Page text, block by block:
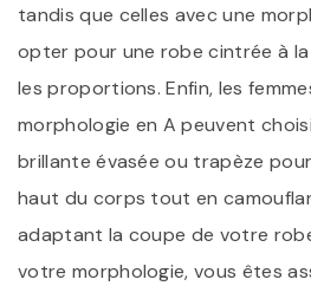
tandis que celles avec une
opter pour une robe cintrée à
les proportions. Enfin, les
morphologie en A peuvent
brillante évasée ou trapèze
haut du corps tout en
adaptant la coupe de votre
votre morphologie, vous êtes